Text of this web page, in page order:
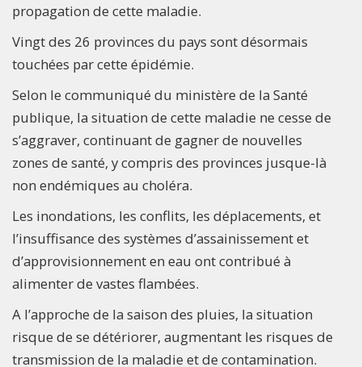
propagation de cette maladie.
Vingt des 26 provinces du pays sont désormais
touchées par cette épidémie.
Selon le communiqué du ministère de la Santé
publique, la situation de cette maladie ne cesse de
s’aggraver, continuant de gagner de nouvelles
zones de santé, y compris des provinces jusque-là
non endémiques au choléra.
Les inondations, les conflits, les déplacements, et
l’insuffisance des systèmes d’assainissement et
d’approvisionnement en eau ont contribué à
alimenter de vastes flambées.
A l’approche de la saison des pluies, la situation
risque de se détériorer, augmentant les risques de
transmission de la maladie et de contamination.